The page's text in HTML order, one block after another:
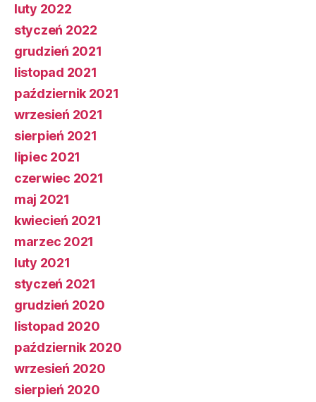
luty 2022
styczeń 2022
grudzień 2021
listopad 2021
październik 2021
wrzesień 2021
sierpień 2021
lipiec 2021
czerwiec 2021
maj 2021
kwiecień 2021
marzec 2021
luty 2021
styczeń 2021
grudzień 2020
listopad 2020
październik 2020
wrzesień 2020
sierpień 2020